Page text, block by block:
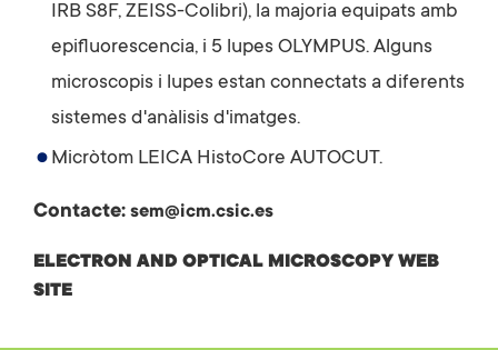
IRB S8F, ZEISS-Colibri), la majoria equipats amb
epifluorescencia, i 5 lupes OLYMPUS. Alguns
microscopis i lupes estan connectats a diferents
sistemes d'anàlisis d'imatges.
Micròtom LEICA HistoCore AUTOCUT.
Contacte: sem@icm.csic.es
ELECTRON AND OPTICAL MICROSCOPY WEB
SITE